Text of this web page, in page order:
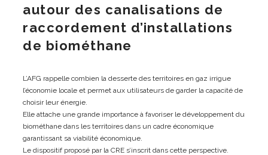
autour des canalisations de
raccordement d’installations
de biométhane
L’AFG rappelle combien la desserte des territoires en gaz irrigue
l’économie locale et permet aux utilisateurs de garder la capacité de
choisir leur énergie.
Elle attache une grande importance à favoriser le développement du
biométhane dans les territoires dans un cadre économique
garantissant sa viabilité économique.
Le dispositif proposé par la CRE s’inscrit dans cette perspective.